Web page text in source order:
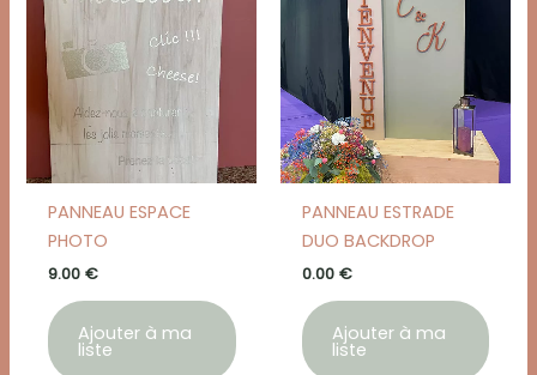
PANNEAU ESPACE
PHOTO
9.00 €
Ajouter à ma
liste
PANNEAU ESTRADE
DUO BACKDROP
0.00 €
Ajouter à ma
liste